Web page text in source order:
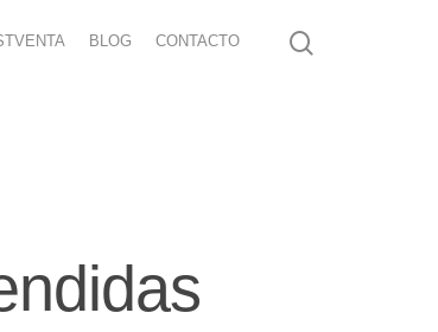
BLOG CONTACTO